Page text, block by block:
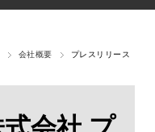
会社概要 プレスリリース